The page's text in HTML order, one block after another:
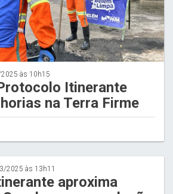
às 10h15
Itinerante
na Terra Firme
2025 às 13h11
aproxima